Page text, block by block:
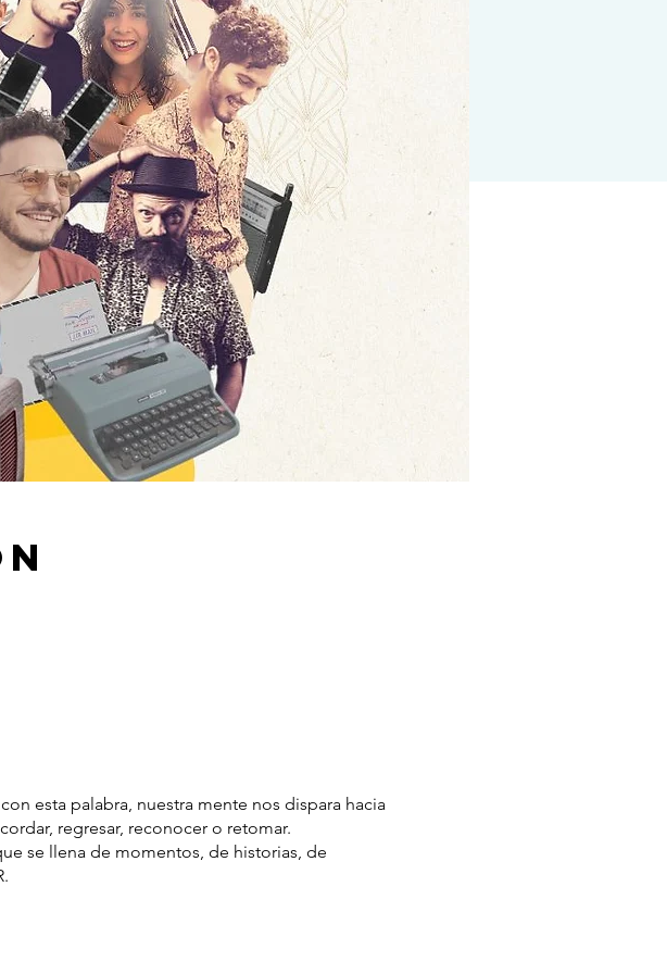
esta palabra, nuestra mente nos dispara hacia
regresar, reconocer o retomar.
se llena de momentos, de historias, de